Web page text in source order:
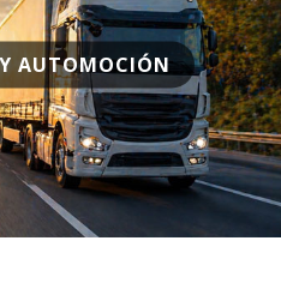
AUTOMOCIÓN